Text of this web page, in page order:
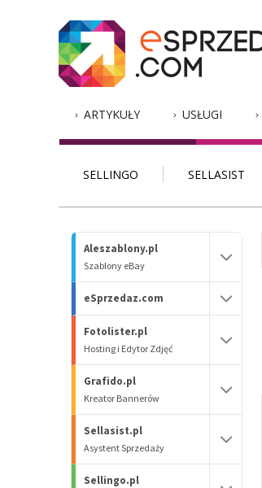
ARTYKUŁY USŁUGI
SELLINGO SELLASIST
Aleszablony.pl
Szablony eBay
eSprzedaz.com
Fotolister.pl
Hosting i Edytor Zdjęć
Grafido.pl
Kreator Bannerów
Sellasist.pl
Asystent Sprzedaży
Sellingo.pl